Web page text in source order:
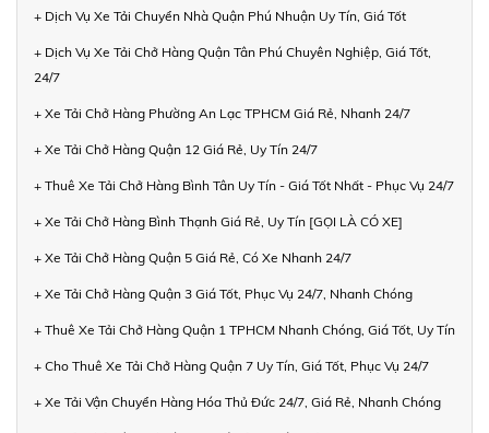
+ Dịch Vụ Xe Tải Chuyển Nhà Quận Phú Nhuận Uy Tín, Giá Tốt
+ Dịch Vụ Xe Tải Chở Hàng Quận Tân Phú Chuyên Nghiệp, Giá Tốt,
24/7
+ Xe Tải Chở Hàng Phường An Lạc TPHCM Giá Rẻ, Nhanh 24/7
+ Xe Tải Chở Hàng Quận 12 Giá Rẻ, Uy Tín 24/7
+ Thuê Xe Tải Chở Hàng Bình Tân Uy Tín - Giá Tốt Nhất - Phục Vụ 24/7
+ Xe Tải Chở Hàng Bình Thạnh Giá Rẻ, Uy Tín [GỌI LÀ CÓ XE]
+ Xe Tải Chở Hàng Quận 5 Giá Rẻ, Có Xe Nhanh 24/7
+ Xe Tải Chở Hàng Quận 3 Giá Tốt, Phục Vụ 24/7, Nhanh Chóng
+ Thuê Xe Tải Chở Hàng Quận 1 TPHCM Nhanh Chóng, Giá Tốt, Uy Tín
+ Cho Thuê Xe Tải Chở Hàng Quận 7 Uy Tín, Giá Tốt, Phục Vụ 24/7
+ Xe Tải Vận Chuyển Hàng Hóa Thủ Đức 24/7, Giá Rẻ, Nhanh Chóng